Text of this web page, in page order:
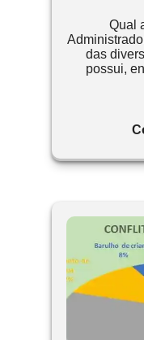
Qual
das
possui,